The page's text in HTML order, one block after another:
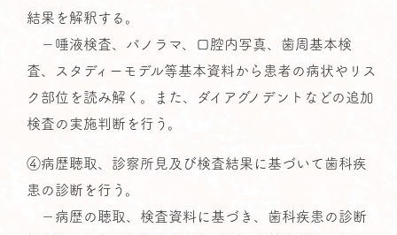
結果を解釈する。
－唾液検査、パノラマ、口腔内写真、歯周基本検
査、スタディーモデル等基本資料から患者の病状やリス
ク部位を読み解く。また、ダイアグノデントなどの追加
検査の実施判断を行う。
④病歴聴取、診察所見及び検査結果に基づいて歯科疾
患の診断を行う。
－病歴の聴取、検査資料に基づき、歯科疾患の診断